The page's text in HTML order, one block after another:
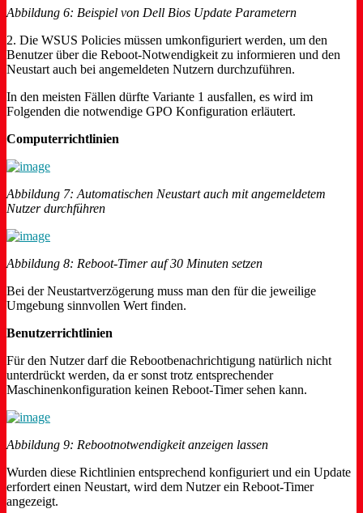
Abbildung 6: Beispiel von Dell Bios Update Parametern
2. Die WSUS Policies müssen umkonfiguriert werden, um den
Benutzer über die Reboot-Notwendigkeit zu informieren und den
Neustart auch bei angemeldeten Nutzern durchzuführen.
In den meisten Fällen dürfte Variante 1 ausfallen, es wird im
Folgenden die notwendige GPO Konfiguration erläutert.
Computerrichtlinien
Abbildung 7: Automatischen Neustart auch mit angemeldetem
Nutzer durchführen
Abbildung 8: Reboot-Timer auf 30 Minuten setzen
Bei der Neustartverzögerung muss man den für die jeweilige
Umgebung sinnvollen Wert finden.
Benutzerrichtlinien
Für den Nutzer darf die Rebootbenachrichtigung natürlich nicht
unterdrückt werden, da er sonst trotz entsprechender
Maschinenkonfiguration keinen Reboot-Timer sehen kann.
Abbildung 9: Rebootnotwendigkeit anzeigen lassen
Wurden diese Richtlinien entsprechend konfiguriert und ein Update
erfordert einen Neustart, wird dem Nutzer ein Reboot-Timer
angezeigt.